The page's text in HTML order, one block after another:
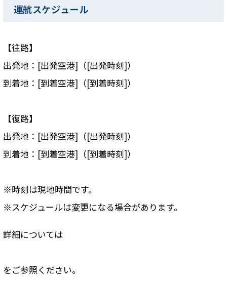
運航スケジュール
【往路】
出発地：[出発空港]（[出発時刻]）
到着地：[到着空港]（[到着時刻]）
【復路】
出発地：[出発空港]（[出発時刻]）
到着地：[到着空港]（[到着時刻]）
※時刻は現地時間です。
※スケジュールは変更になる場合があります。
詳細については
をご参照ください。